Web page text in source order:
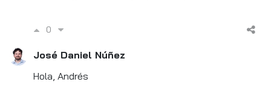
0
José Daniel Núñez
Hola, Andrés